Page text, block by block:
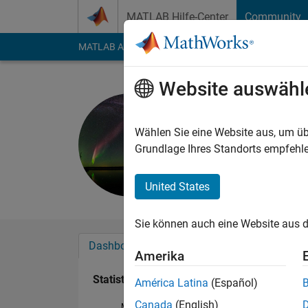
MATLAB Hilfe-Center Community
MATLAB Answers File Exchange Cody
Last seen: etwa ein
Followers:0
Dashboard
Statistik
Website
Wählen Sie eine Website aus, um
Grundlage Ihres Standorts
United States
Sie können auch eine Website aus
Amerika
América Latina (Español)
Canada (English)